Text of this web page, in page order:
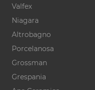
Valfex
Niagara
Altrobagno
Porcelanosa
Grossman
Grespania